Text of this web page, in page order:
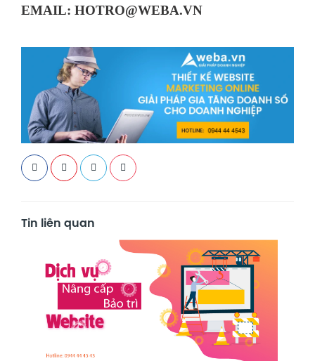
EMAIL: HOTRO@WEBA.VN
Tin liên quan